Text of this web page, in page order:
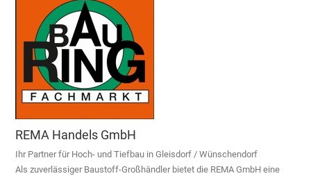
REMA Handels GmbH
Ihr Partner für Hoch- und Tiefbau in Gleisdorf / Wünschendorf
Als zuverlässiger Baustoff-Großhändler bietet die REMA GmbH eine